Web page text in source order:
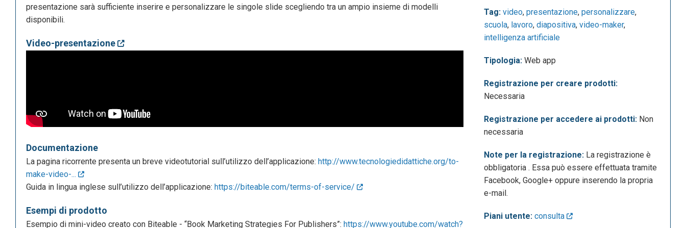
presentazione sarà sufficiente inserire e personalizzare le singole slide scegliendo tra un ampio insieme di modelli
disponibili.
Video-presentazione
Documentazione
La pagina ricorrente presenta un breve videotutorial sull’utilizzo dell’applicazione: http://www.tecnologiedidattiche.org/to-
make-video-...
Guida in lingua inglese sull’utilizzo dell’applicazione: https://biteable.com/terms-of-service/
Esempi di prodotto
Esempio di mini-video creato con Biteable - “Book Marketing Strategies For Publishers”: https://www.youtube.com/watch?
Tag: video,presentazione,personalizzare,
scuola, lavoro,diapositiva,video-maker,
intelligenza artificiale
Tipologia: Web app
Registrazione per creare prodotti:
Necessaria
Registrazione per accedere ai prodotti: Non
necessaria
Note per la registrazione: La registrazione è
obbligatoria . Essa può essere effettuata tramite
Facebook, Google+ oppure inserendo la propria
e-mail.
Piani utente: consulta